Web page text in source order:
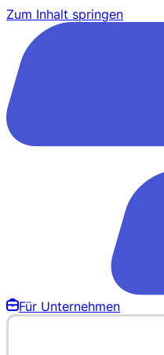
Zum Inhalt springen
Für Unternehmen